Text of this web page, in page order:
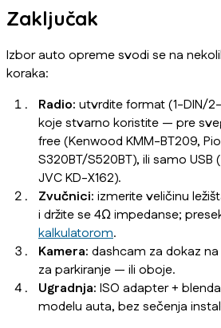
Zaključak
Izbor auto opreme svodi se na
koraka:
Radio: utvrdite format (1-DIN/
koje stvarno koristite — pre
free (Kenwood KMM-BT209,
S320BT/S520BT), ili samo USB
JVC KD-X162).
Zvučnici: izmerite veličinu
i držite se 4Ω impedanse;
kalkulatorom.
Kamera: dashcam za dokaz
za parkiranje — ili oboje.
Ugradnja: ISO adapter +
modelu auta, bez sečenja